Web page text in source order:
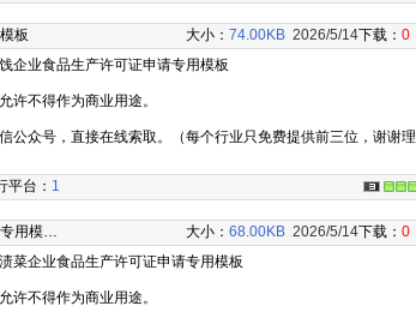
板 大小： 74.00KB 2026/5/14下载： 0
企业食品生产许可证申请专用模板
许不得作为商业用途。
公众号，直接在线索取。（每个行业只免费提供前三位，谢谢理
平台： 1
专用模… 大小： 68.00KB 2026/5/14下载： 0
菜企业食品生产许可证申请专用模板
许不得作为商业用途。